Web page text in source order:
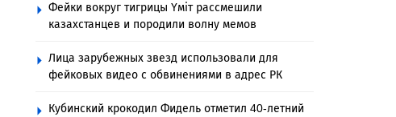
Фейки вокруг тигрицы Үміт рассмешили
казахстанцев и породили волну мемов
Лица зарубежных звезд использовали для
фейковых видео с обвинениями в адрес РК
Кубинский крокодил Фидель отметил 40-летний